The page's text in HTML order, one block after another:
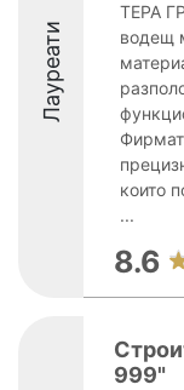
Лауреати
ТЕРА
водещ
които
...
8.6
999"